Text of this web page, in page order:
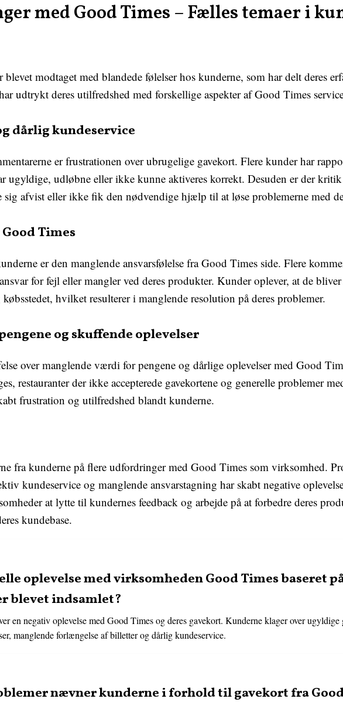
med Good Times – Fælles temaer i
modtaget med blandede følelser hos kunderne, som har delt deres
udtrykt deres utilfredshed med forskellige aspekter af Good Times
dårlig kundeservice
er frustrationen over ubrugelige gavekort. Flere kunder har
ugyldige, udløbne eller ikke kunne aktiveres korrekt. Desuden er der
afvist eller ikke fik den nødvendige hjælp til at løse problemerne med
Times
er den manglende ansvarsfølelse fra Good Times side. Flere
for fejl eller mangler ved deres produkter. Kunder oplever, at de
hvilket resulterer i manglende resolution på deres problemer.
og skuffende oplevelser
over manglende værdi for pengene og dårlige oplevelser med Good
restauranter der ikke accepterede gavekortene og generelle problemer
frustration og utilfredshed blandt kunderne.
fra kunderne på flere udfordringer med Good Times som virksomhed.
kundeservice og manglende ansvarstagning har skabt negative
at lytte til kundernes feedback og arbejde på at forbedre deres
kundebase.
oplevelse med virksomheden Good Times baseret
blevet indsamlet?
en negativ oplevelse med Good Times og deres gavekort. Kunderne klager over ugyldige
manglende forlængelse af billetter og dårlig kundeservice.
nævner kunderne i forhold til gavekort fra